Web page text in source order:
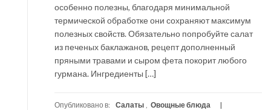
особенно полезны, благодаря минимальной
термической обработке они сохраняют максимум
полезных свойств. Обязательно попробуйте салат
из печеных баклажанов, рецепт дополненный
пряными травами и сыром фета покорит любого
гурмана. Ингредиенты […]
Опубликовано в: Салаты
Овощные блюда